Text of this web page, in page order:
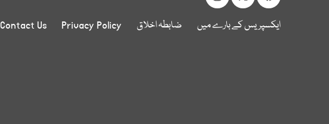
ایکسپریس کے بارے میں ضابطہ اخلاق Privacy Policy
Contact Us